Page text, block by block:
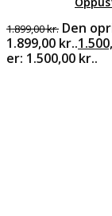
1.899,00kr. Den
1.899,00 kr..
er: 1.500,00 kr..